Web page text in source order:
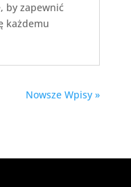
by zapewnić
każdemu
Nowsze Wpisy »